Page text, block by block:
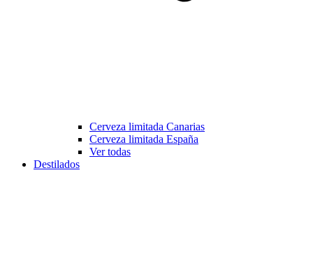
Cerveza limitada Canarias
Cerveza limitada España
Ver todas
Destilados